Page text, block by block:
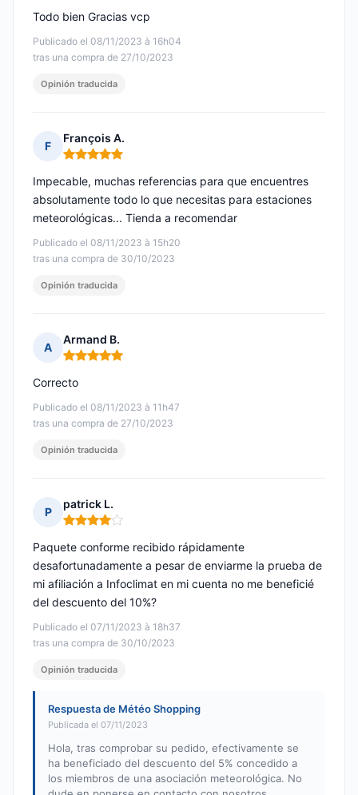
Publicado el 08/11/2023 à 16h04
tras una compra de 27/10/2023
Todo bien Gracias vcp
Opinión traducida
F
François A.
Nota: 5 de 5
Publicado el 08/11/2023 à 15h20
tras una compra de 30/10/2023
Impecable, muchas referencias para que encuentres
absolutamente todo lo que necesitas para estaciones
meteorológicas... Tienda a recomendar
Opinión traducida
A
Armand B.
Nota: 5 de 5
Publicado el 08/11/2023 à 11h47
tras una compra de 27/10/2023
Correcto
Opinión traducida
P
patrick L.
Nota: 4 de 5
Publicado el 07/11/2023 à 18h37
tras una compra de 30/10/2023
Paquete conforme recibido rápidamente
desafortunadamente a pesar de enviarme la prueba de
mi afiliación a Infoclimat en mi cuenta no me beneficié
del descuento del 10%?
Opinión traducida
Respuesta de Météo Shopping
Publicada el 07/11/2023
Hola, tras comprobar su pedido, efectivamente se
ha beneficiado del descuento del 5% concedido a
los miembros de una asociación meteorológica. No